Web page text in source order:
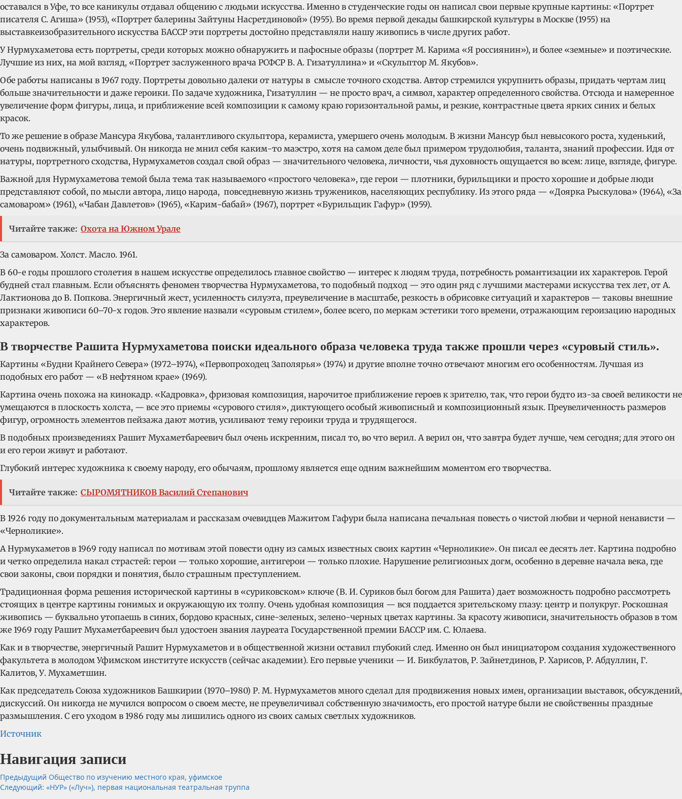
оставался в Уфе, то все каникулы отдавал общению с людьми искусства. Именно в студенческие годы он написал свои первые крупные картины: «Портрет
писателя С. Агиша» (1953), «Портрет балерины Зайтуны Насретдиновой» (1955). Во время первой декады башкирской культуры в Москве (1955) на
выставкеизобразительного искусства БАССР эти портреты достойно представляли нашу живопись в числе других работ.
У Нурмухаметова есть портреты, среди которых можно обнаружить и пафосные образы (портрет М. Карима «Я россиянин»), и более «земные» и поэтические.
Лучшие из них, на мой взгляд, «Портрет заслуженного врача РСФСР В. А. Гизатуллина» и «Скульптор М. Якубов».
Обе работы написаны в 1967 году. Портреты довольно далеки от натуры в смысле точного сходства. Автор стремился укрупнить образы, придать чертам лиц
больше значительности и даже героики. По задаче художника, Гизатуллин — не просто врач, а символ, характер определенного свойства. Отсюда и намеренное
увеличение форм фигуры, лица, и приближение всей композиции к самому краю горизонтальной рамы, и резкие, контрастные цвета ярких синих и белых
красок.
То же решение в образе Мансура Якубова, талантливого скульптора, керамиста, умершего очень молодым. В жизни Мансур был невысокого роста, худенький,
очень подвижный, улыбчивый. Он никогда не мнил себя каким-то маэстро, хотя на самом деле был примером трудолюбия, таланта, знаний профессии. Идя от
натуры, портретного сходства, Нурмухаметов создал свой образ — значительного человека, личности, чья духовность ощущается во всем: лице, взгляде, фигуре.
Важной для Нурмухаметова темой была тема так называемого «простого человека», где герои — плотники, бурильщики и просто хорошие и добрые люди
представляют собой, по мысли автора, лицо народа, повседневную жизнь тружеников, населяющих республику. Из этого ряда — «Доярка Рыскулова» (1964), «За
самоваром» (1961), «Чабан Давлетов» (1965), «Карим-бабай» (1967), портрет «Бурильщик Гафур» (1959).
Читайте также: Охота на Южном Урале
За самоваром. Холст. Масло. 1961.
В 60-е годы прошлого столетия в нашем искусстве определилось главное свойство — интерес к людям труда, потребность романтизации их характеров. Герой
будней стал главным. Если объяснять феномен творчества Нурмухаметова, то подобный подход — это один ряд с лучшими мастерами искусства тех лет, от А.
Лактионова до В. Попкова. Энергичный жест, усиленность силуэта, преувеличение в масштабе, резкость в обрисовке ситуаций и характеров — таковы внешние
признаки живописи 60–70-х годов. Это явление назвали «суровым стилем», более всего, по меркам эстетики того времени, отражающим героизацию народных
характеров.
В творчестве Рашита Нурмухаметова поиски идеального образа человека труда также прошли через «суровый стиль».
Картины «Будни Крайнего Севера» (1972–1974), «Первопроходец Заполярья» (1974) и другие вполне точно отвечают многим его особенностям. Лучшая из
подобных его работ — «В нефтяном крае» (1969).
Картина очень похожа на кинокадр. «Кадровка», фризовая композиция, нарочитое приближение героев к зрителю, так, что герои будто из-за своей великости не
умещаются в плоскость холста, — все это приемы «сурового стиля», диктующего особый живописный и композиционный язык. Преувеличенность размеров
фигур, огромность элементов пейзажа дают мотив, усиливают тему героики труда и трудящегося.
В подобных произведениях Рашит Мухаметбареевич был очень искренним, писал то, во что верил. А верил он, что завтра будет лучше, чем сегодня; для этого он
и его герои живут и работают.
Глубокий интерес художника к своему народу, его обычаям, прошлому является еще одним важнейшим моментом его творчества.
Читайте также: СЫРОМЯТНИКОВ Василий Степанович
В 1926 году по документальным материалам и рассказам очевидцев Мажитом Гафури была написана печальная повесть о чистой любви и черной ненависти —
«Черноликие».
А Нурмухаметов в 1969 году написал по мотивам этой повести одну из самых известных своих картин «Черноликие». Он писал ее десять лет. Картина подробно
и четко определила накал страстей: герои — только хорошие, антигерои — только плохие. Нарушение религиозных догм, особенно в деревне начала века, где
свои законы, свои порядки и понятия, было страшным преступлением.
Традиционная форма решения исторической картины в «суриковском» ключе (В. И. Суриков был богом для Рашита) дает возможность подробно рассмотреть
стоящих в центре картины гонимых и окружающую их толпу. Очень удобная композиция — вся поддается зрительскому глазу: центр и полукруг. Роскошная
живопись — буквально утопаешь в синих, бордово красных, сине-зеленых, зелено-черных цветах картины. За красоту живописи, значительность образов в том
же 1969 году Рашит Мухаметбареевич был удостоен звания лауреата Государственной премии БАССР им. С. Юлаева.
Как и в творчестве, энергичный Рашит Нурмухаметов и в общественной жизни оставил глубокий след. Именно он был инициатором создания художественного
факультета в молодом Уфимском институте искусств (сейчас академии). Его первые ученики — И. Бикбулатов, Р. Зайнетдинов, Р. Харисов, Р. Абдуллин, Г.
Калитов, У. Мухаметшин.
Как председатель Союза художников Башкирии (1970–1980) Р. М. Нурмухаметов много сделал для продвижения новых имен, организации выставок, обсуждений,
дискуссий. Он никогда не мучился вопросом о своем месте, не преувеличивал собственную значимость, его простой натуре были не свойственны праздные
размышления. С его уходом в 1986 году мы лишились одного из своих самых светлых художников.
Источник
Навигация записи
Предыдущий Общество по изучению местного края, уфимское
Следующий: «НУР» («Луч»), первая национальная театральная труппа